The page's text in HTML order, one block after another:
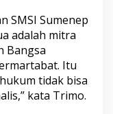
SMSI Sumenep
adalah mitra
Bangsa
Itu
tidak bisa
kata Trimo.